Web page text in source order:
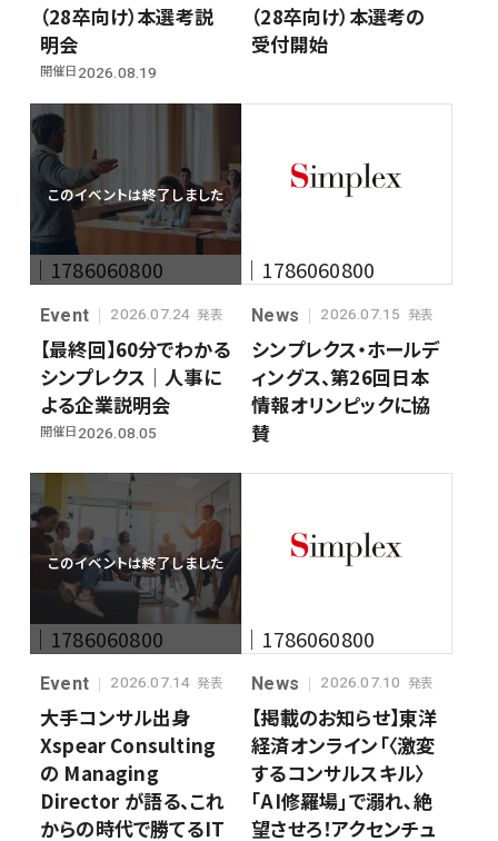
（28卒向け）本選考説
明会
開催日2026.08.19
（28卒向け）本選考の
受付開始
｜1786060800
このイベントは終了しました
Event 2026.07.24 発表
【最終回】60分でわかる
シンプレクス│人事に
よる企業説明会
開催日2026.08.05
｜1786060800
News 2026.07.15 発表
シンプレクス・ホールデ
ィングス、第26回日本
情報オリンピックに協
賛
｜1786060800
このイベントは終了しました
Event 2026.07.14 発表
大手コンサル出身
Xspear Consulting
の Managing
Director が語る、これ
からの時代で勝てるIT
｜1786060800
News 2026.07.10 発表
【掲載のお知らせ】東洋
経済オンライン「〈激変
するコンサルスキル〉
｢AI修羅場｣で溺れ､絶
望させろ！アクセンチュ